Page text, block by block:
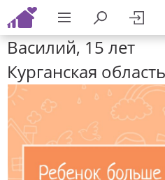
Василий, 15 лет
Курганская область